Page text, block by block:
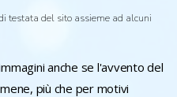
testata del sito assieme ad alcuni
anche se l'avvento del
più che per motivi